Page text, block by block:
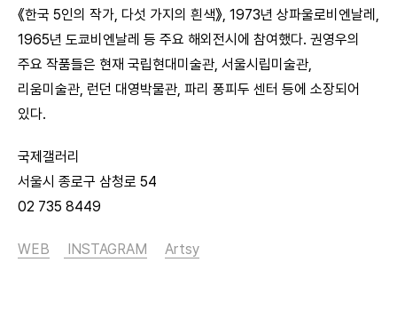
《한국 5인의 작가, 다섯 가지의 흰색》, 1973년 상파울로비엔날레,
1965년 도쿄비엔날레 등 주요 해외전시에 참여했다. 권영우의
주요 작품들은 현재 국립현대미술관, 서울시립미술관,
리움미술관, 런던 대영박물관, 파리 퐁피두 센터 등에 소장되어
있다.
국제갤러리
서울시 종로구 삼청로 54
02 735 8449
WEB INSTAGRAM Artsy